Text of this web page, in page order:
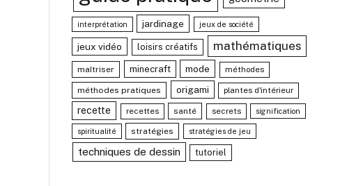
interprétation jardinage jeux de société
jeux vidéo loisirs créatifs mathématiques
maîtriser minecraft mode méthodes
méthodes pratiques origami plantes d'intérieur
recette recettes santé secrets signification
spiritualité stratégies stratégies de jeu
techniques de dessin tutoriel